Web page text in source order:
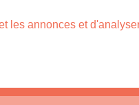
les annonces et